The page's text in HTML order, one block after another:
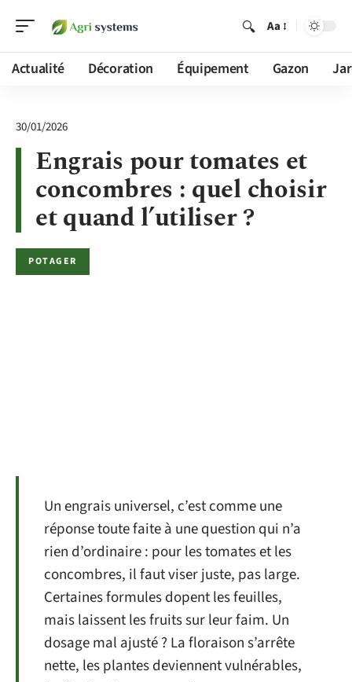
Aa
Actualité Décoration Équipement Gazon
30/01/2026
Engrais pour tomates et
concombres : quel choisir
et quand l’utiliser ?
POTAGER
Un engrais universel, c’est comme une
réponse toute faite à une question qui n’a
rien d’ordinaire : pour les tomates et les
concombres, il faut viser juste, pas large.
Certaines formules dopent les feuilles,
mais laissent les fruits sur leur faim. Un
dosage mal ajusté ? La floraison s’arrête
nette, les plantes deviennent vulnérables,